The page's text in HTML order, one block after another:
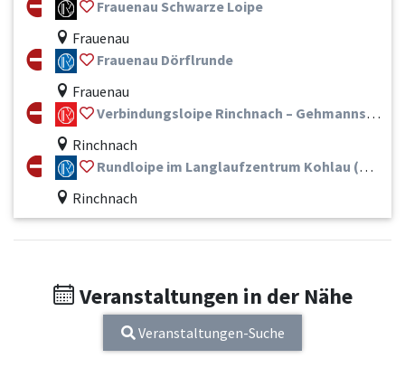
Frauenau Schwarze Loipe
Frauenau
Frauenau Dörflrunde
Frauenau
Verbindungsloipe Rinchnach – Gehmannsberg – Langlaufzentrum Kohlau (Schwarz)
Rinchnach
Rundloipe im Langlaufzentrum Kohlau (Blau)
Rinchnach
Veranstaltungen in der Nähe
Veranstaltungen-Suche